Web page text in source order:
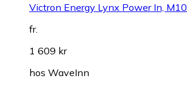
Victron Energy Lynx Power In, M10
fr.
1 609 kr
hos WaveInn